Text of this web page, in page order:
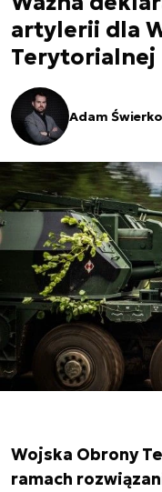
artylerii dla
Terytorialnej
Adam
Wojska Obrony
ramach